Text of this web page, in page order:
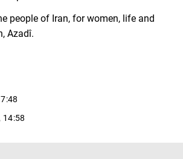
people of Iran, for women, life and
Azadî.
14:58